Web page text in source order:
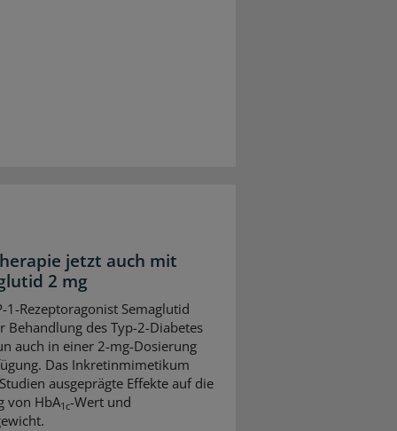
jetzt auch mit
2 mg
1-Rezeptoragonist Semaglutid
Behandlung des Typ-2-Diabetes
auch in einer 2-mg-Dosierung
Das Inkretinmimetikum
ausgeprägte Effekte auf die
von HbA1c-Wert und